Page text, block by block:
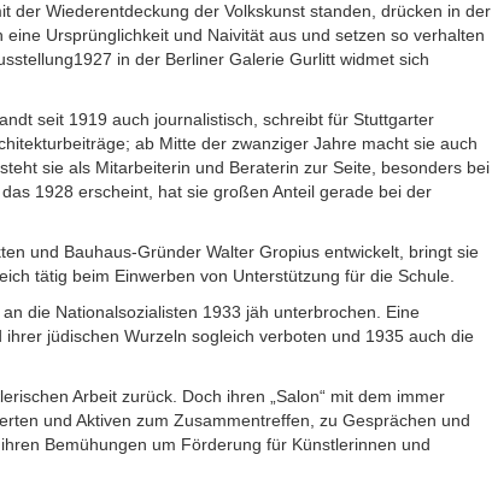
der Wiederentdeckung der Volkskunst standen, drücken in der
Ursprünglichkeit und Naivität aus und setzen so verhalten
in der Berliner Galerie Gurlitt widmet sich
seit 1919 auch journalistisch, schreibt für Stuttgarter
ab Mitte der zwanziger Jahre macht sie auch
sie als Mitarbeiterin und Beraterin zur Seite, besonders bei
1928 erscheint, hat sie großen Anteil gerade bei der
und Bauhaus-Gründer Walter Gropius entwickelt, bringt sie
tätig beim Einwerben von Unterstützung für die Schule.
die Nationalsozialisten 1933 jäh unterbrochen. Eine
jüdischen Wurzeln sogleich verboten und 1935 auch die
Arbeit zurück. Doch ihren „Salon“ mit dem immer
und Aktiven zum Zusammentreffen, zu Gesprächen und
Bemühungen um Förderung für Künstlerinnen und